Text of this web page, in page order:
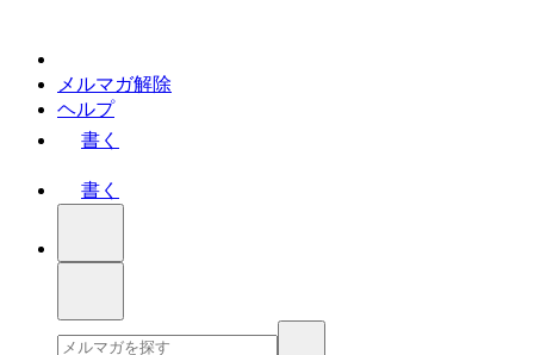
メルマガ解除
ヘルプ
書く
書く